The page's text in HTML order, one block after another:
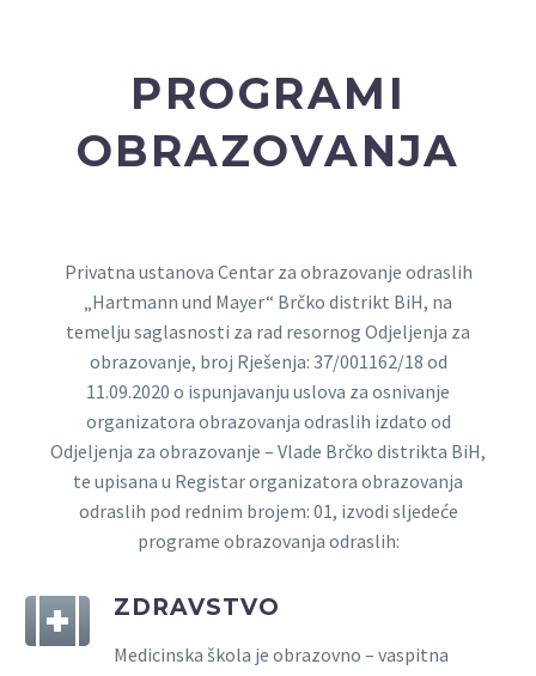
PROGRAMI
OBRAZOVANJA
Privatna ustanova Centar za obrazovanje odraslih
„Hartmann und Mayer“ Brčko distrikt BiH, na
temelju saglasnosti za rad resornog Odjeljenja za
obrazovanje, broj Rješenja: 37/001162/18 od
11.09.2020 o ispunjavanju uslova za osnivanje
organizatora obrazovanja odraslih izdato od
Odjeljenja za obrazovanje – Vlade Brčko distrikta BiH,
te upisana u Registar organizatora obrazovanja
odraslih pod rednim brojem: 01, izvodi sljedeće
programe obrazovanja odraslih:
ZDRAVSTVO
Medicinska škola je obrazovno – vaspitna